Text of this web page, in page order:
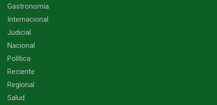
Gastronomía
Internacional
Judicial
Nacional
Política
Reciente
Regional
Salud